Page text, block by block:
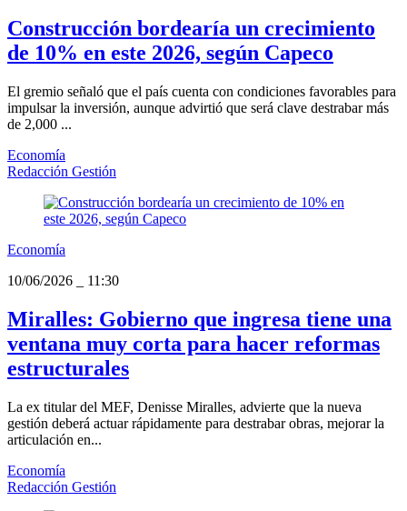
Construcción bordearía un crecimiento
de 10% en este 2026, según Capeco
El gremio señaló que el país cuenta con condiciones favorables para
impulsar la inversión, aunque advirtió que será clave destrabar más
de 2,000 ...
Economía
Redacción Gestión
Economía
10/06/2026
11:30
Miralles: Gobierno que ingresa tiene una
ventana muy corta para hacer reformas
estructurales
La ex titular del MEF, Denisse Miralles, advierte que la nueva
gestión deberá actuar rápidamente para destrabar obras, mejorar la
articulación en...
Economía
Redacción Gestión